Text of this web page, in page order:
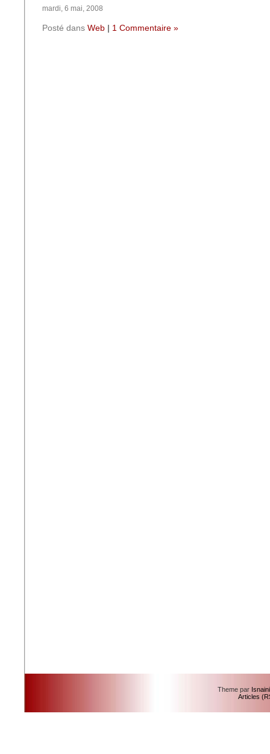
mardi, 6 mai, 2008
Posté dans Web 1 Commentaire »
Theme par
Articles